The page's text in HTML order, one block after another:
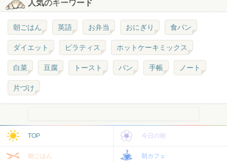
人気のキーワード
朝ごはん 英語 お弁当 おにぎり 食パン
ダイエット ピラティス ホットケーキミックス
白菜 豆腐 トースト パン 手帳 ノート
片づけ
TOP 今日の朝
朝ごはん 朝カフェ